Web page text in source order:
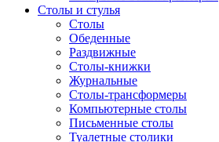
Столы и стулья
Столы
Обеденные
Раздвижные
Столы-книжки
Журнальные
Столы-трансформеры
Компьютерные столы
Письменные столы
Туалетные столики